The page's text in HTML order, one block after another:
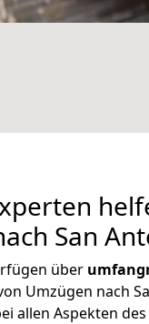
San
über
Umzügen nach
allen Aspekten